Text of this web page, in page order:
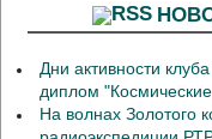
Дни активности
диплом "Космические
На волнах Золотого